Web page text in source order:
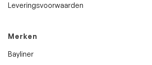
Leveringsvoorwaarden
Merken
Bayliner